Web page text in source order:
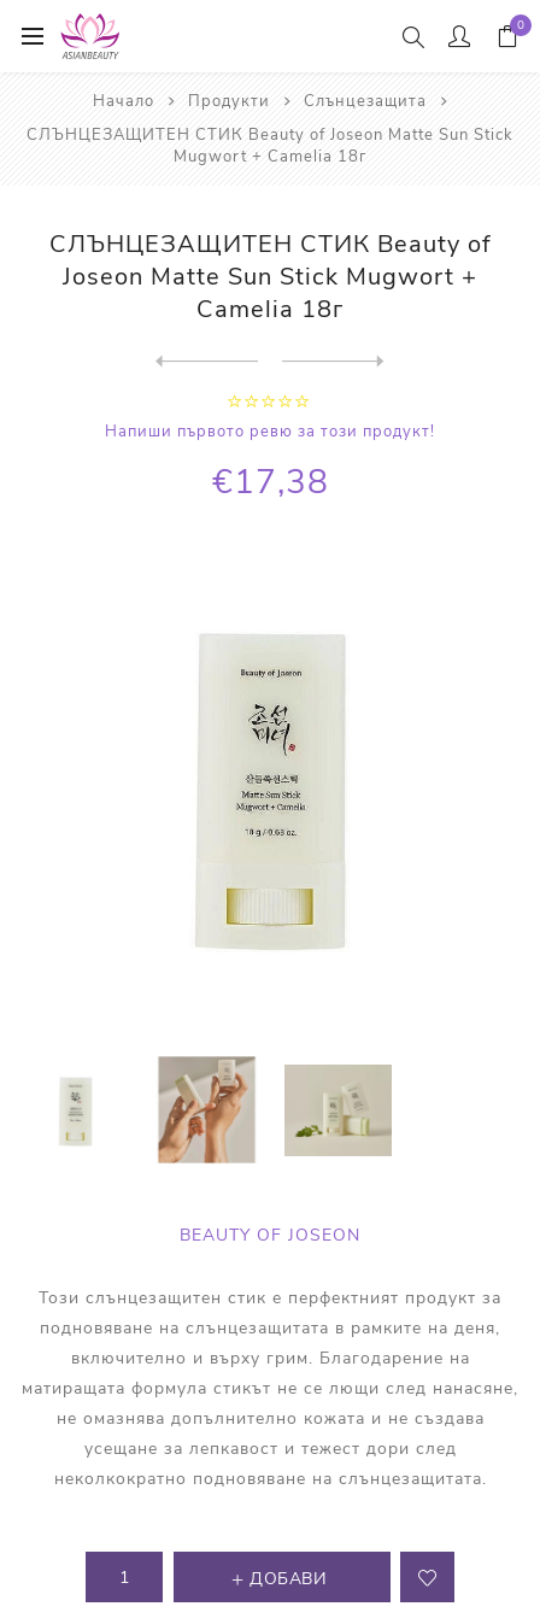
0
Начало Продукти
Слънцезащита
СЛЪНЦЕЗАЩИТЕН СТИК Beauty of Joseon Matte Sun Stick
Mugwort + Camelia 18г
СЛЪНЦЕЗАЩИТЕН СТИК Beauty of
Joseon Matte Sun Stick Mugwort +
Camelia 18г
Напиши първото ревю за този продукт!
€17,38
BEAUTY OF JOSEON
Този слънцезащитен стик е перфектният продукт за
подновяване на слънцезащитата в рамките на деня,
включително и върху грим. Благодарение на
матиращата формула стикът не се лющи след нанасяне,
не омазнява допълнително кожата и не създава
усещане за лепкавост и тежест дори след
неколкократно подновяване на слънцезащитата.
ДОБАВИ